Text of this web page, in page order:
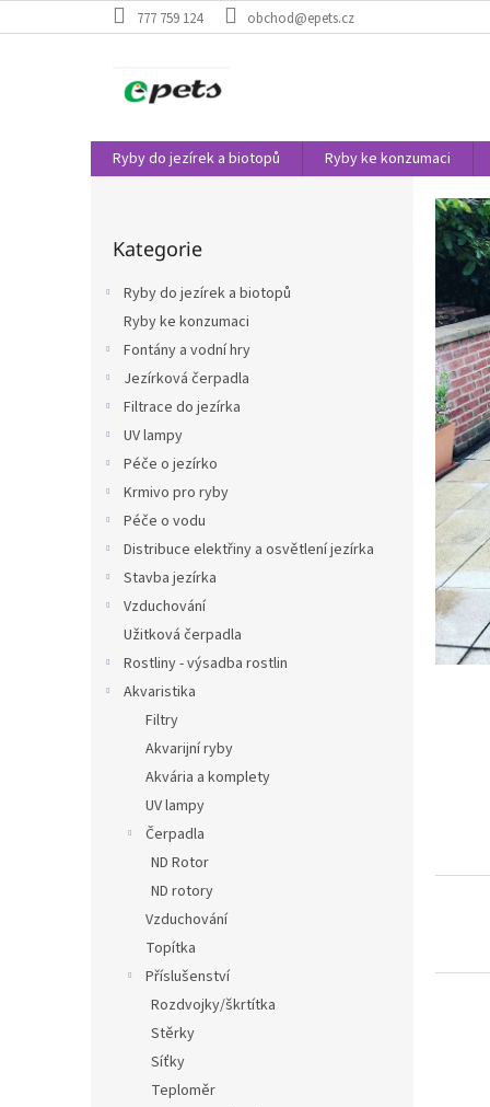
na
777 759 124 obchod@epets.cz
Ryby do jezírek a biotopů Ryby ke konzumaci
kategorie
Kategorie
Ryby do jezírek a biotopů
Ryby ke konzumaci
Fontány a vodní hry
Jezírková čerpadla
Filtrace do jezírka
UV lampy
Péče o jezírko
Krmivo pro ryby
Péče o vodu
Distribuce elektřiny a osvětlení jezírka
Stavba jezírka
Vzduchování
Užitková čerpadla
Rostliny - výsadba rostlin
Akvaristika
Filtry
Akvarijní ryby
Akvária a komplety
UV lampy
Čerpadla
ND Rotor
ND rotory
Vzduchování
Topítka
Příslušenství
Rozdvojky/škrtítka
Stěrky
Síťky
Teploměr
V
í
t
e
j
t
e
v
n
a
š
e
m
o
b
c